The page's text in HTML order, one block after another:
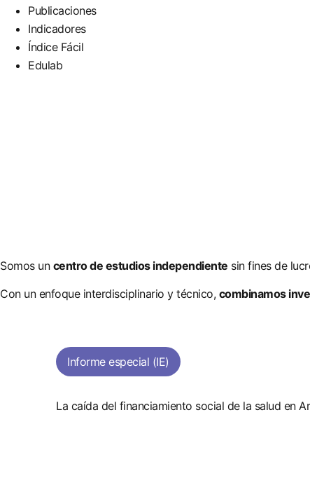
Publicaciones
Indicadores
Índice Fácil
Edulab
Somos un centro de estudios independiente sin fines de
Con un enfoque interdisciplinario y técnico, combinamos
Informe especial (IE)
La caída del financiamiento social de la salud en